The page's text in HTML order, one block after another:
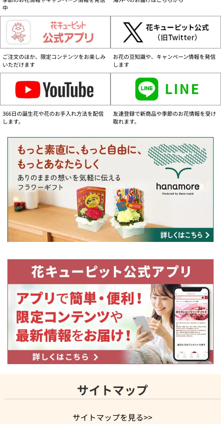
【翌日扱い】 17:00以降ご注文分
ご注意ください
花キューピット商品は花キューピット加盟店・花キューピットのみで販売してお
ります。花キューピット商品をご購入の際はご留意ください。
詳しくはこちら（PDF：116KB）
セキュリティーについて
花キューピットでは安心してご利用いただけるようSSL方式による暗号化を採用
しております。
お問い合わせフォーム
ご注文内容の変更、キャンセル及び各種お問い合わせがオンライン上でお手続き
【個人のお客様】
国内用・お問い合わせフォームへ
海外用・お問い合わせフォームへ
【法人のお客様】
国内用・お問い合わせフォームへ
物流事情の影響によるお届けについて
・一部の商品において、商品内容の変更をさせていただきお届けする場合がござ
います。ご注文いただきましたお花の色合いに合わせた花店のおすすめ商品をお
届けいたします。
何卒ご理解いただきますようお願い申し上げます。
大切なお客様に鮮度の良いお花をお届けする為に
より良い鮮度のお花をお届けするために、お客様のご理解・ご協力をお願いいた
します。
中
ご注文のほか、限定コンテンツをお楽しみ
いただけます
お花の豆知識や、キャンペーン情報を発信
します
366日の誕生花や花のお手入れ方法を配信
します。
友達登録で新商品や季節のお花情報を受け
取れます。
サイトマップ
サイトマップを見る>>